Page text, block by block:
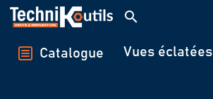
Panneau de gestion des cookies
search
Catalogue Vues éclatées